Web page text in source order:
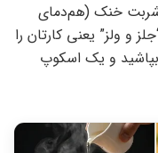
شربت خنک (هم‌دمای
و ولز” یعنی کارتان را
بپاشید و یک اسکوپ